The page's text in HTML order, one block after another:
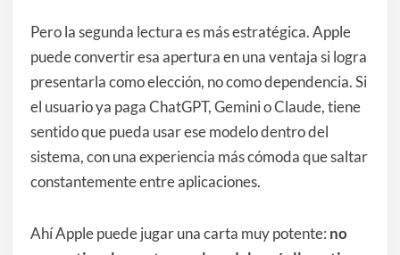
Pero la segunda lectura es más estratégica. Apple
puede convertir esa apertura en una ventaja si logra
presentarla como elección, no como dependencia. Si
el usuario ya paga ChatGPT, Gemini o Claude, tiene
sentido que pueda usar ese modelo dentro del
sistema, con una experiencia más cómoda que saltar
constantemente entre aplicaciones.
Ahí Apple puede jugar una carta muy potente: no